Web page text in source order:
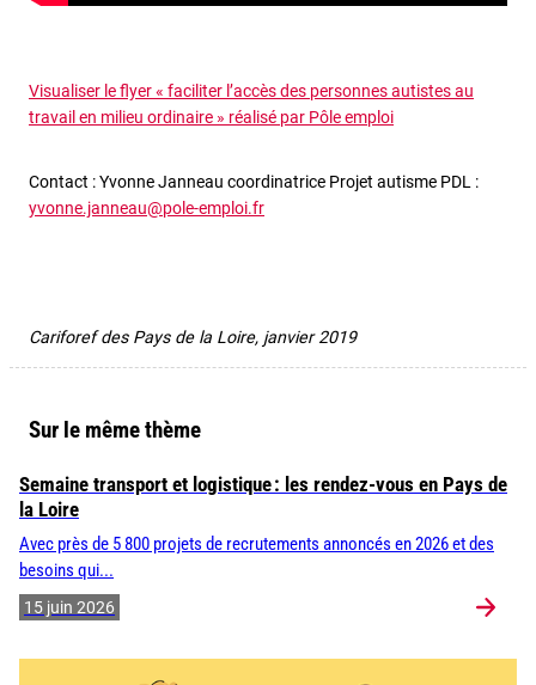
Visualiser le flyer « faciliter l’accès des personnes autistes au
travail en milieu ordinaire » réalisé par Pôle emploi
Contact : Yvonne Janneau coordinatrice Projet autisme PDL :
yvonne.janneau@pole-emploi.fr
Cariforef des Pays de la Loire, janvier 2019
Sur le même thème
Semaine transport et logistique : les rendez-vous en Pays de
la Loire
Avec près de 5 800 projets de recrutements annoncés en 2026 et des
besoins qui...
15 juin 2026